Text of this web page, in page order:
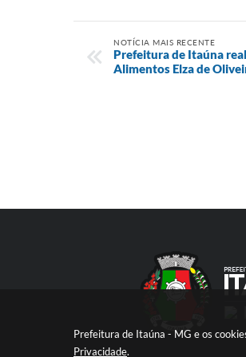
Prefeitura de Itaúna - MG e os
Privacidade.
NOTÍCIA MAIS RECENTE
Prefeitura de Itaúna
Alimentos Elza de